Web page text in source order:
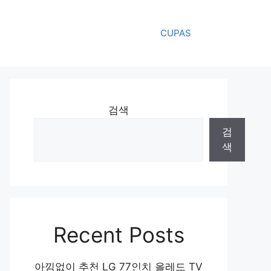
CUPAS
검색
검
색
Recent Posts
아낌없이 추천 LG 77인치 올레드 TV